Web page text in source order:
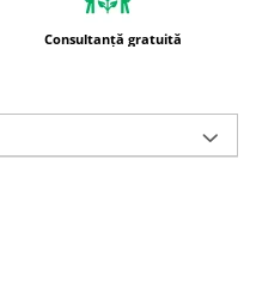
Consultanță gratuită